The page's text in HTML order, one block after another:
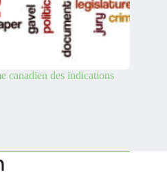
canadien des indications